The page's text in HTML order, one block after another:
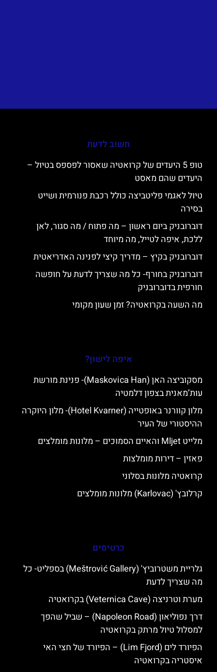
חשוב לדעת
טופ 5 היעדים של קרואטיה שאסור לפספס בטיול –
היעדים שהם מאסט
טיול לאגמי פליטביצה כולל רכבת פנורמית ושייט
בסירה
דוברובניק ביום ראשון – מה פתוח / מה סגור, לאן
ללכת, איפה לטייל, מה מיוחד
דוברובניק בקיץ – מדריך קיצי לפנינה האדריאטית
דוברובניק בחורף- כל מה שצריך לדעת על חופשה
חורפית בדוברובניק
מה השעה בקרואטיה? זמן שעון מקומי
איפה לישון?
מסקוביצה האן (Maskovica Han)- פנינת מורשת
עות’מאנית בצפון דלמטיה
מלון קוורנר באופטייה (Hotel Kvarner)- מלון היוקרה
ההיסטורי של העיר
מלייט Mljet והאיים הסמוכים – מלונות מומלצים
פאזין – דירות מומלצות
קרואטיה מלונות בסלוני
קרלובץ' (Karlovac) מלונות מומלצים
כרטיסים
גלריית משטרוביץ' (Meštrović Gallery) בספליט- כל
מה שצריך לדעת
מערת וטרניצה (Veternica Cave) בקרואטיה
דרך נפוליאון (Napoleon Road) – שביל שהפך
למסלול טיול מרתק בקרואטיה
הפיורד לים (Lim Fjord) – הפיורד של חצי האי
איסטריה בקרואטיה